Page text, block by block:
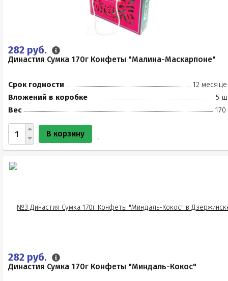
282 руб.
Династия Сумка 170г Конфеты "Малина-Маскарпоне"
Срок годности
12
Вложений в коробке
5
Вес
170
В корзину
282 руб.
Династия Сумка 170г Конфеты "Миндаль-Кокос"